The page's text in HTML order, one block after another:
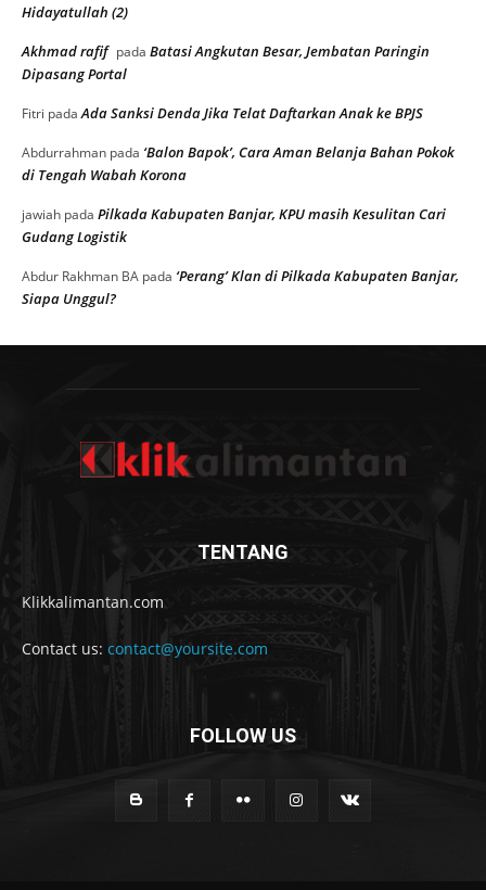
Hidayatullah (2)
Akhmad rafif pada Batasi Angkutan Besar, Jembatan Paringin
Dipasang Portal
Fitri padaAda Sanksi Denda Jika Telat Daftarkan Anak ke BPJS
Abdurrahman pada ‘Balon Bapok’, Cara Aman Belanja Bahan Pokok
di Tengah Wabah Korona
jawiah pada Pilkada Kabupaten Banjar, KPU masih Kesulitan Cari
Gudang Logistik
Abdur Rakhman BA pada ‘Perang’ Klan di Pilkada Kabupaten Banjar,
Siapa Unggul?
TENTANG
Klikkalimantan.com
Contact us: contact@yoursite.com
FOLLOW US